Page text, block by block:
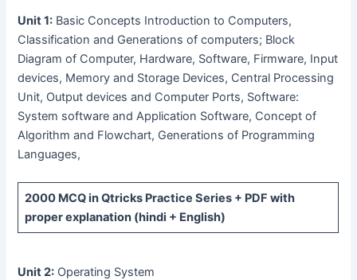
Unit 1: Basic Concepts Introduction to Computers,
Classification and Generations of computers; Block
Diagram of Computer, Hardware, Software, Firmware, Input
devices, Memory and Storage Devices, Central Processing
Unit, Output devices and Computer Ports, Software:
System software and Application Software, Concept of
Algorithm and Flowchart, Generations of Programming
Languages,
2000 MCQin Qtricks Practice Series + PDF with
proper explanation (hindi + English)
Unit 2: Operating System